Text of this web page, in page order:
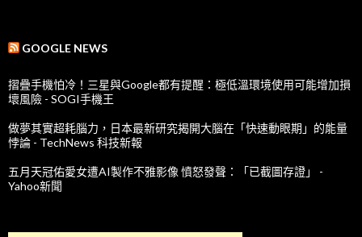
GOOGLE NEWS
摺疊手機怕冷！三星與Google都有提醒：極低溫環境使用可能增加損
壞風險 - SOGI手機王
做夢其實超耗腦力，日本最新研究揭開大腦在「快速動眼期」的能量
悖論 - TechNews 科技新報
五月天冠佑愛女遭AI製作不雅影像 憤怒發聲：「已截圖存證」 -
Yahoo新聞